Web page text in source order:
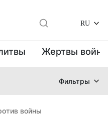
RU
Жертвы
Фильтры
войны